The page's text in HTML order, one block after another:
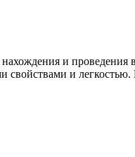
и проведения
и легкостью.